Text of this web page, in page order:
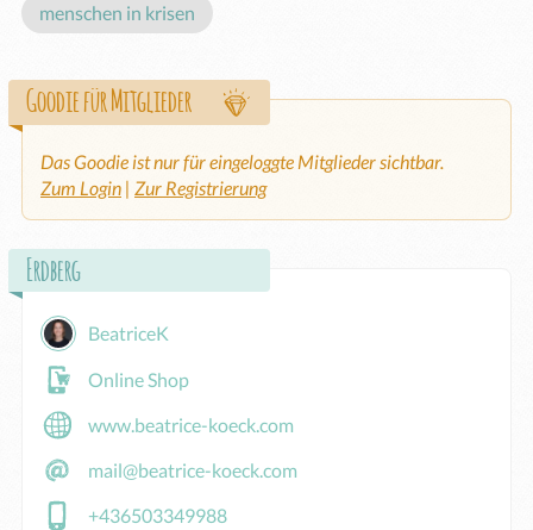
menschen in krisen
Goodie für Mitglieder
Das Goodie ist nur für eingeloggte Mitglieder sichtbar.
Zum Login | Zur Registrierung
Erdberg
BeatriceK
Online Shop
www.beatrice-koeck.com
mail@beatrice-koeck.com
+436503349988